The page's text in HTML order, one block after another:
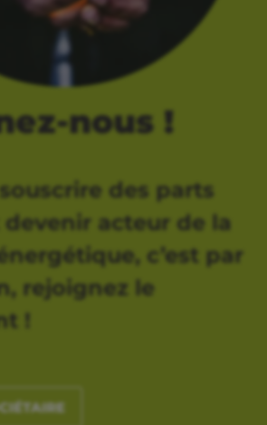
nous !
des parts
devenir acteur de la
c’est par
rejoignez le
!